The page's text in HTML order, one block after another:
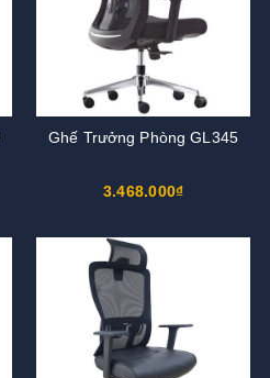
Ghế Trưởng Phòng GL345
3.468.000₫